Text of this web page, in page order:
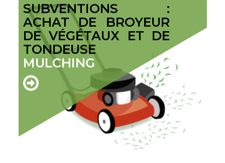
SUBVENTIONS :
ACHAT DE BROYEUR
DE VÉGÉTAUX ET DE
TONDEUSE
MULCHING